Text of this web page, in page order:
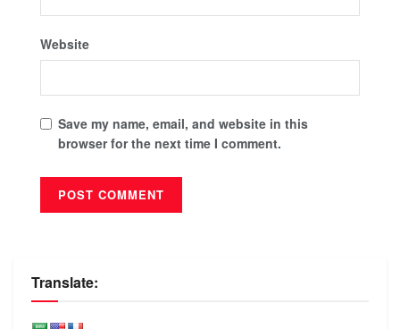
Website
Save my name, email, and website in this
browser for the next time I comment.
Translate: